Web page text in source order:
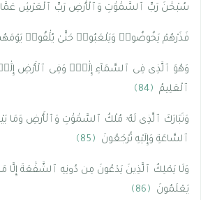
سُبْحَٰنَ رَبِّ ٱلسَّمَٰوَٰتِ وَٱلْأَرْضِ رَبِّ ٱلْعَرْشِ
فَذَرْهُمْ يَخُوضُوا۟ وَيَلْعَبُوا۟ حَتَّىٰ يُلَٰقُوا۟
وَهُوَ ٱلَّذِى فِى ٱلسَّمَآءِ إِلَٰهٌۭ وَفِى ٱلْأَرْضِ
ٱلْعَلِيمُ ﴿84﴾
وَتَبَارَكَ ٱلَّذِى لَهُۥ مُلْكُ ٱلسَّمَٰوَٰتِ وَٱلْأَرْضِ وَمَا
ٱلسَّاعَةِ وَإِلَيْهِ تُرْجَعُونَ
﴿85﴾
وَلَا يَمْلِكُ ٱلَّذِينَ يَدْعُونَ مِن دُونِهِ ٱلشَّفَٰعَةَ
يَعْلَمُونَ
﴿86﴾